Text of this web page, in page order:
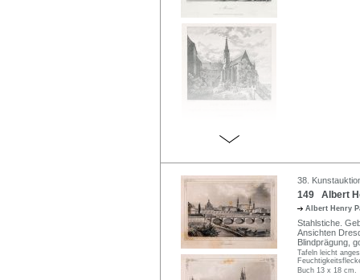
38.
149 Albert
Albert Henry
Stahlstiche.
Ansichten
Blindprägung,
Tafeln leicht
Buch 13 x 18 cm.